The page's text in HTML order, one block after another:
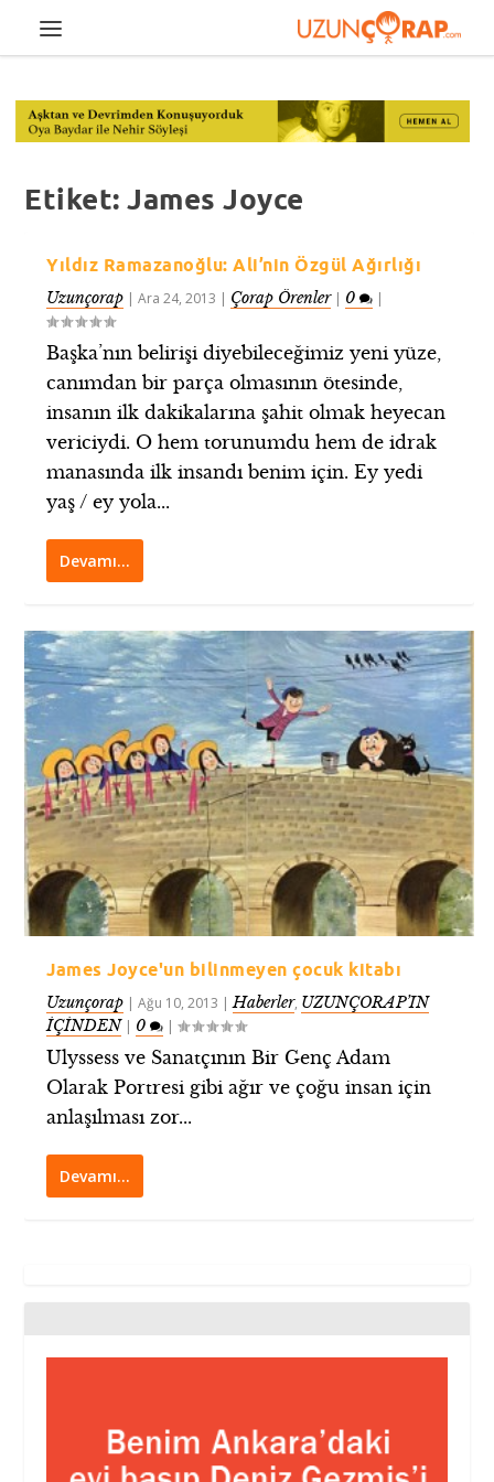
Etiket:James Joyce
Yıldız Ramazanoğlu: Ali’nin Özgül Ağırlığı
Uzunçorap |Ara 24, 2013 | Çorap Örenler| 0 |
Başka’nın belirişi diyebileceğimiz yeni yüze,
canımdan bir parça olmasının ötesinde,
insanın ilk dakikalarına şahit olmak heyecan
vericiydi. O hem torunumdu hem de idrak
manasında ilk insandı benim için. Ey yedi
yaş / ey yola...
Devamı…
James Joyce'un bilinmeyen çocuk kitabı
Uzunçorap |Ağu 10, 2013 |Haberler, UZUNÇORAP’IN
İÇİNDEN| 0 |
Ulyssess ve Sanatçının Bir Genç Adam
Olarak Portresi gibi ağır ve çoğu insan için
anlaşılması zor...
Devamı…